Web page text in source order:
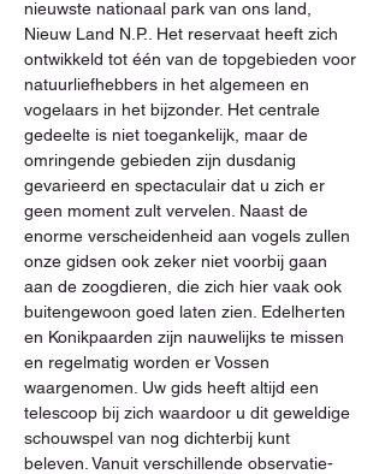
nieuwste nationaal park van ons land,
Nieuw Land N.P.. Het reservaat heeft zich
ontwikkeld tot één van de topgebieden voor
natuurliefhebbers in het algemeen en
vogelaars in het bijzonder. Het centrale
gedeelte is niet toegankelijk, maar de
omringende gebieden zijn dusdanig
gevarieerd en spectaculair dat u zich er
geen moment zult vervelen. Naast de
enorme verscheidenheid aan vogels zullen
onze gidsen ook zeker niet voorbij gaan
aan de zoogdieren, die zich hier vaak ook
buitengewoon goed laten zien. Edelherten
en Konikpaarden zijn nauwelijks te missen
en regelmatig worden er Vossen
waargenomen. Uw gids heeft altijd een
telescoop bij zich waardoor u dit geweldige
schouwspel van nog dichterbij kunt
beleven. Vanuit verschillende observatie-